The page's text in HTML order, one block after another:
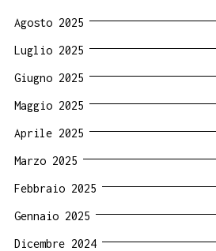
Agosto 2025
Luglio 2025
Giugno 2025
Maggio 2025
Aprile 2025
Marzo 2025
Febbraio 2025
Gennaio 2025
Dicembre 2024